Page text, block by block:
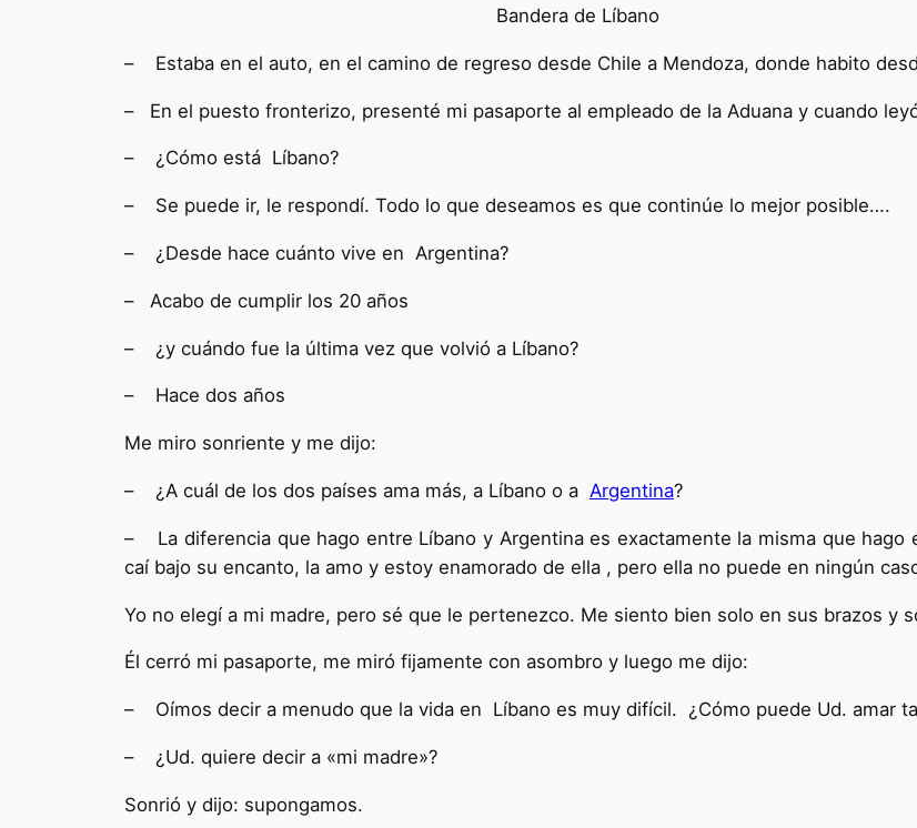
Bandera de Líbano
– Estaba en el auto, en el camino de regreso desde Chile a Mendoza, donde habito
– En el puesto fronterizo, presenté mi pasaporte al empleado de la Aduana y cuando leyó
– ¿Cómo está Líbano?
– Se puede ir, le respondí. Todo lo que deseamos es que continúe lo mejor posible….
– ¿Desde hace cuánto vive en Argentina?
– Acabo de cumplir los 20 años
– ¿y cuándo fue la última vez que volvió a Líbano?
– Hace dos años
Me miro sonriente y me dijo:
– ¿A cuál de los dos países ama más, a Líbano o a Argentina?
– La diferencia que hago entre Líbano y Argentina es exactamente la misma que
caí bajo su encanto, la amo y estoy enamorado de ella , pero ella no puede en ningún
Yo no elegí a mi madre, pero sé que le pertenezco. Me siento bien solo en sus brazos y
Él cerró mi pasaporte, me miró fijamente con asombro y luego me dijo:
– Oímos decir a menudo que la vida en Líbano es muy difícil. ¿Cómo puede Ud. amar
– ¿Ud. quiere decir a «mi madre»?
Sonrió y dijo: supongamos.